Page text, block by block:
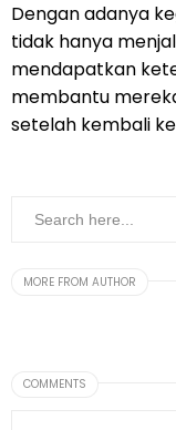
Dengan adanya
tidak hanya
mendapatkan
membantu
setelah kembali
MORE FROM AUTHOR
COMMENTS